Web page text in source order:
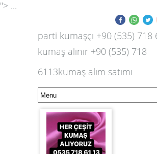
"> ...
parti kumaşçı +90 (535) 718
kumaş alınır +90 (535) 718
6113kumaş alım satımı